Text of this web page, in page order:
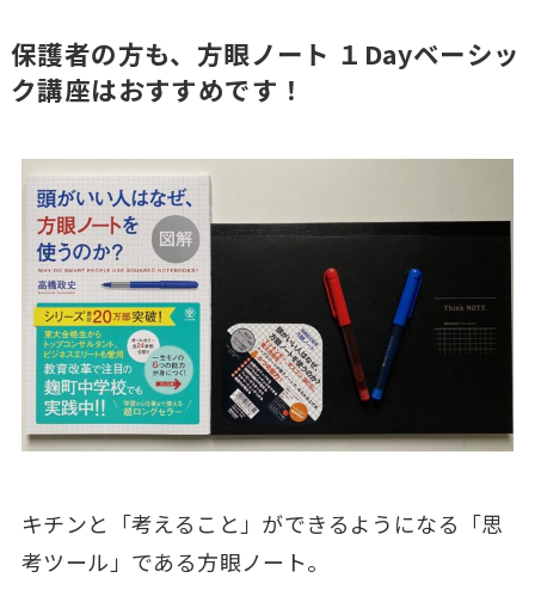
保護者の方も、方眼ノート １Dayベーシッ
ク講座はおすすめです！
キチンと「考えること」ができるようになる「思
考ツール」である方眼ノート。